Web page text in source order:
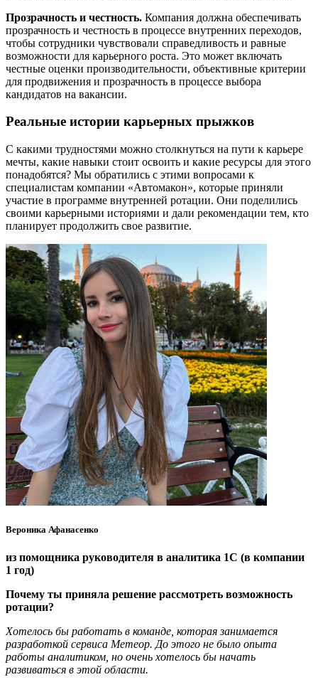
Прозрачность и честность. Компания должна обеспечивать
прозрачность и честность в процессе внутренних переходов,
чтобы сотрудники чувствовали справедливость и равные
возможности для карьерного роста. Это может включать
честные оценки производительности, объективные критерии
для продвижения и прозрачность в процессе выбора
кандидатов на вакансии.
Реальные истории карьерных прыжков
С какими трудностями можно столкнуться на пути к карьере
мечты, какие навыки стоит освоить и какие ресурсы для этого
понадобятся? Мы обратились с этими вопросами к
специалистам компании «Автомакон», которые приняли
участие в программе внутренней ротации. Они поделились
своими карьерными историями и дали рекомендации тем, кто
планирует продолжить свое развитие.
Вероника Афанасенко
из помощника руководителя в аналитика 1С (в компании
1 год)
Почему ты приняла решение рассмотреть возможность
ротации?
Хотелось бы работать в команде, которая занимается
разработкой сервиса Метеор. До этого не было опыта
работы аналитиком, но очень хотелось бы начать
развиваться в этой области.